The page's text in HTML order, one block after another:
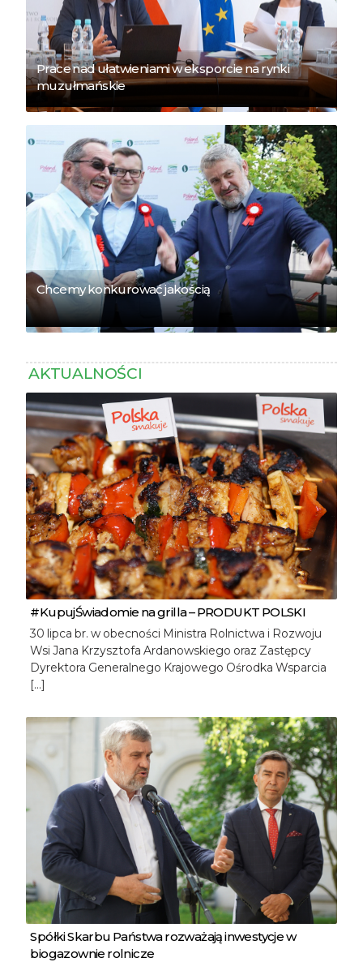
Prace nad ułatwieniami w eksporcie na rynki
muzułmańskie
Chcemy konkurować jakością
AKTUALNOŚCI
#KupujŚwiadomie na grilla – PRODUKT POLSKI
30 lipca br. w obecności Ministra Rolnictwa i Rozwoju
Wsi Jana Krzysztofa Ardanowskiego oraz Zastępcy
Dyrektora Generalnego Krajowego Ośrodka Wsparcia
[…]
Spółki Skarbu Państwa rozważają inwestycje w
biogazownie rolnicze